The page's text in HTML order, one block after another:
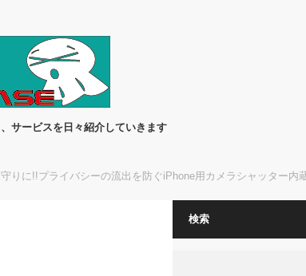
サービスを日々紹介していきます
りに!!プライバシーの流出を防ぐiPhone用カメラシャッター内
検索